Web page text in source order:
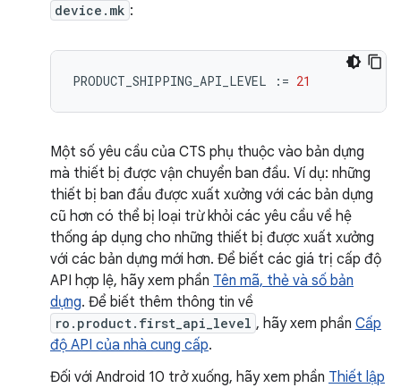
device.mk :
PRODUCT_SHIPPING_API_LEVEL := 21
Một số yêu cầu của CTS phụ thuộc vào bản dựng
mà thiết bị được vận chuyển ban đầu. Ví dụ: những
thiết bị ban đầu được xuất xưởng với các bản dựng
cũ hơn có thể bị loại trừ khỏi các yêu cầu về hệ
thống áp dụng cho những thiết bị được xuất xưởng
với các bản dựng mới hơn. Để biết các giá trị cấp độ
API hợp lệ, hãy xem phần Tên mã, thẻ và số bản
dựng. Để biết thêm thông tin về
ro.product.first_api_level , hãy xem phần Cấp
độ API của nhà cung cấp.
Đối với Android 10 trở xuống, hãy xem phần Thiết lập